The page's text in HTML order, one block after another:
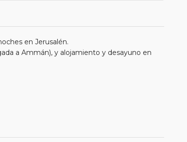
en Jerusalén.
a Ammán), y alojamiento y desayuno en